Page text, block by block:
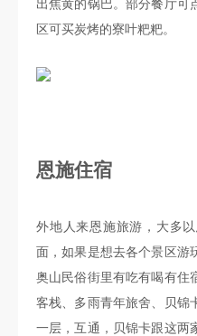
出焦黄的锅巴。部分餐厅可
区可买炭烤的寮叶粑粑。
恩施住宿
外地人来恩施旅游，大多
面，如果是想去各个景区游
奥山民俗街里有吃有喝有住
客栈、多雨青年旅舍、贝锦
一层，互通，贝锦卡跟这两